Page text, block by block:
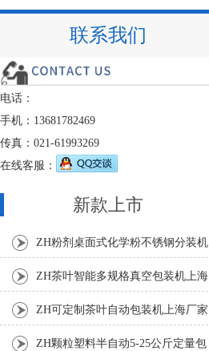
联系我们
电话：
手机：13681782469
传真：021-61993269
在线客服：
新款上市
ZH粉剂桌面式化学粉不锈钢分装机
ZH茶叶智能多规格真空包装机上海
厂家 ZH可定制茶叶自动包装机上海厂家
ZH颗粒塑料半自动5-25公斤定量包